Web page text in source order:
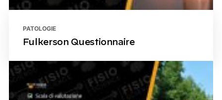
PATOLOGIE
Fulkerson Questionnaire